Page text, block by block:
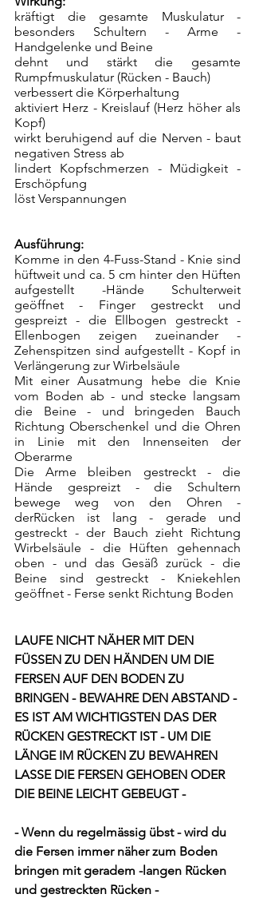
kräftigt die gesamte Muskulatur -
besonders Schultern - Arme -
Handgelenke und Beine
dehnt und stärkt die gesamte
Rumpfmuskulatur (Rücken - Bauch)
verbessert die Körperhaltung
aktiviert Herz - Kreislauf (Herz höher als
Kopf)
wirkt beruhigend auf die Nerven - baut
negativen Stress ab
lindert Kopfschmerzen - Müdigkeit -
Erschöpfung
löst Verspannungen
Ausführung:
Komme in den 4-Fuss-Stand - Knie sind
hüftweit und ca. 5 cm hinter den Hüften
aufgestellt -Hände Schulterweit
geöffnet - Finger gestreckt und
gespreizt - die Ellbogen gestreckt -
Ellenbogen zeigen zueinander -
Zehenspitzen sind aufgestellt - Kopf in
Verlängerung zur Wirbelsäule
Mit einer Ausatmung hebe die Knie
vom Boden ab - und stecke langsam
die Beine - und bringeden Bauch
Richtung Oberschenkel und die Ohren
in Linie mit den Innenseiten der
Oberarme
Die Arme bleiben gestreckt - die
Hände gespreizt - die Schultern
bewege weg von den Ohren -
derRücken ist lang - gerade und
gestreckt - der Bauch zieht Richtung
Wirbelsäule - die Hüften gehennach
oben - und das Gesäß zurück - die
Beine sind gestreckt - Kniekehlen
geöffnet - Ferse senkt Richtung Boden
LAUFE NICHT NÄHER MIT DEN
FÜSSEN ZU DEN HÄNDEN UM DIE
FERSEN AUF DEN BODEN ZU
BRINGEN - BEWAHRE DEN ABSTAND -
ES IST AM WICHTIGSTEN DAS DER
RÜCKEN GESTRECKT IST - UM DIE
LÄNGE IM RÜCKEN ZU BEWAHREN
LASSE DIE FERSEN GEHOBEN ODER
DIE BEINE LEICHT GEBEUGT -
- Wenn du regelmässig übst - wird du
die Fersen immer näher zum Boden
bringen mit geradem -langen Rücken
und gestreckten Rücken -